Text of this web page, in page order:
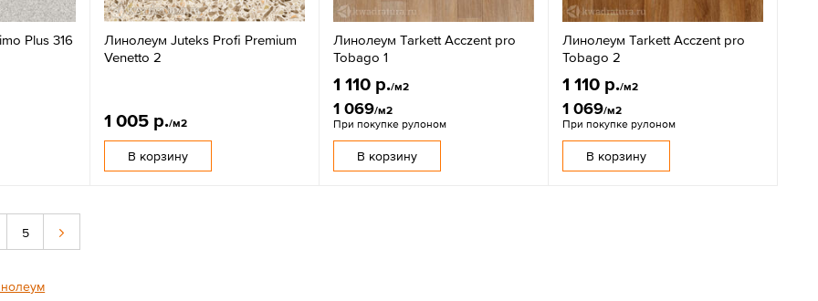
Plus 316
Линолеум Juteks Profi Premium
Venetto 2
1 005 р./м2
В корзину
Линолеум Tarkett Acczent pro
Tobago 1
1 110 р./м2
1 069/м2
При покупке рулоном
В корзину
Линолеум Tarkett Acczent pro
Tobago 2
1 110 р./м2
1 069/м2
При покупке рулоном
В корзину
5